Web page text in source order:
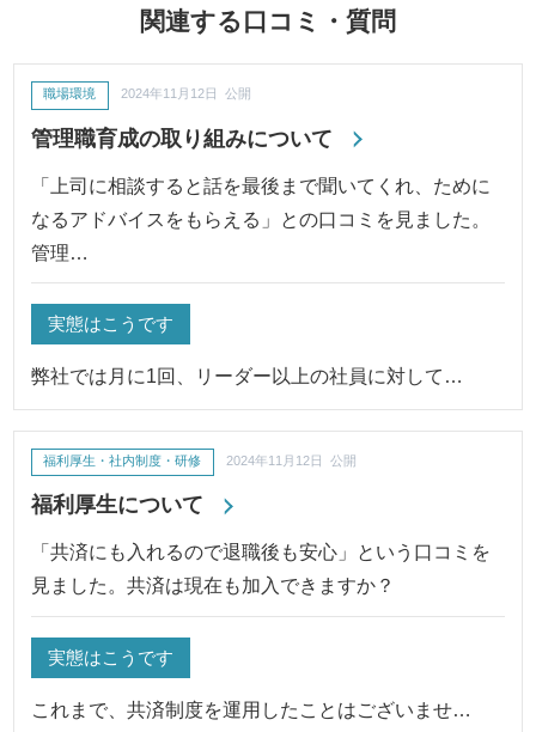
関連する口コミ・質問
管理職育成の取り組みについて
職場環境 2024年11月12日 公開
「上司に相談すると話を最後まで聞いてくれ、ために
なるアドバイスをもらえる」との口コミを見ました。
管理…
実態はこうです
弊社では月に1回、リーダー以上の社員に対して…
福利厚生について
福利厚生・社内制度・研修 2024年11月12日 公開
「共済にも入れるので退職後も安心」という口コミを
見ました。共済は現在も加入できますか？
実態はこうです
これまで、共済制度を運用したことはございませ…